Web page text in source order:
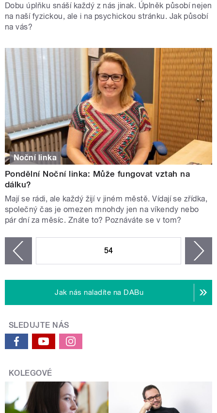
Dobu úplňku snáší každý z nás jinak. Úplněk působí nejen
na naší fyzickou, ale i na psychickou stránku. Jak působí
na vás?
Noční linka
Pondělní Noční linka: Může fungovat vztah na
dálku?
Mají se rádi, ale každý žijí v jiném městě. Vídají se zřídka,
společný čas je omezen mnohdy jen na víkendy nebo
pár dní za měsíc. Znáte to? Poznáváte se v tom?
54
Jak nás naladíte na DABu
SLEDUJTE NÁS
KOLEGOVÉ